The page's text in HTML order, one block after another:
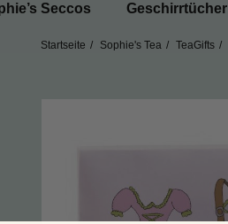
Seccos Geschirrtücher
Startseite Sophie's Tea TeaGifts